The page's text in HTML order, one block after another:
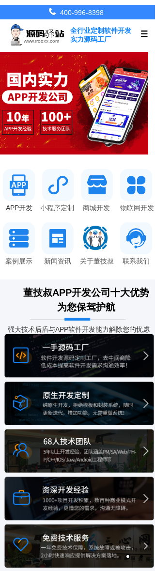
400-996-8398
全行业定制软件开发
实力源码工厂
www.rrooxx.com
小程序定制 商城开发 物联网开发
APP开发
联系我们
关于董技叔
新闻资讯
案例展示
董技叔APP开发公司 十大优势
为您保驾护航
强大技术后盾与APP软件开发能力解除您的忧虑
一手源码工厂 知识产权保护
软件开发源码定制工厂，去中间商降
低成本提高软件开发需求沟通效率！APP定制
包办软件著作权申请，30天内保证拿到软著证
书，知识产权受保护！
原生开发定制 优越办公环境
纯原生开发，拒绝模板和封装系统，随
时更新迭代，增加功能，无需重做
2000平甲级写字楼办公，为您提供系
统测试和操作培训的舒适体验环境。系
统！
68人技术团队 合同保障权益
5年以上开发经验，团队涵盖
PM/SA/Web/PHP/C++/IOS/ 纯原生开
发，拒绝模板和封装系统，随时更新迭
代，增加功能，无需重做系统！
Java/Android工程师等
资深开发经验 项目交付更快
1000+项目开发积累，数百种商业模式
开发经验，更懂您的需求，沟通无障
碍。三心网导入严谨的项目管理系统，
确保项目准时交付，快速抢占市场商
机。
免费技术服务 开发费用透明
一年免费技术保障，系统故障或被攻击，2
小时快速响应提供解决方案落地。软件开发
费、维护费、第三方各种费用公开透明，不